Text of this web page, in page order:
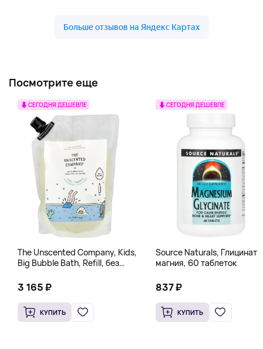
Посмотрите еще
СЕГОДНЯ ДЕШЕВЛЕ
The Unscented Company, Kids,
Big Bubble Bath, Refill, без
Унции)
3 165 ₽
КУПИТЬ
СЕГОДНЯ ДЕШЕВЛЕ
Source Naturals, Глицинат
магния, 60 таблеток
837 ₽
КУПИТЬ